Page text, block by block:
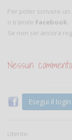
Per poter scrivere
o tramite Facebook.
Se non sei ancora
Nessun
Esegui il
Utente: